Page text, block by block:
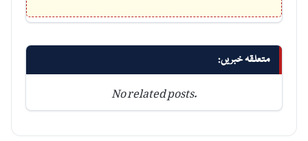
متعلقہ خبریں:
No related posts.